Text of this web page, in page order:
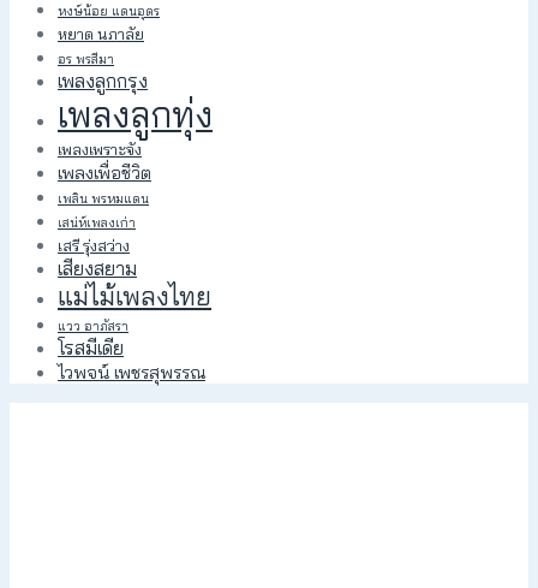
หงษ์น้อย แดนอุดร
หยาด นภาลัย
อร พรสีมา
เพลงลูกกรุง
เพลงลูกทุ่ง
เพลงเพราะจัง
เพลงเพื่อชีวิต
เพลิน พรหมแดน
เสน่ห์เพลงเก่า
เสรี รุ่งสว่าง
เสียงสยาม
แม่ไม้เพลงไทย
แวว อาภัสรา
โรสมีเดีย
ไวพจน์ เพชรสุพรรณ